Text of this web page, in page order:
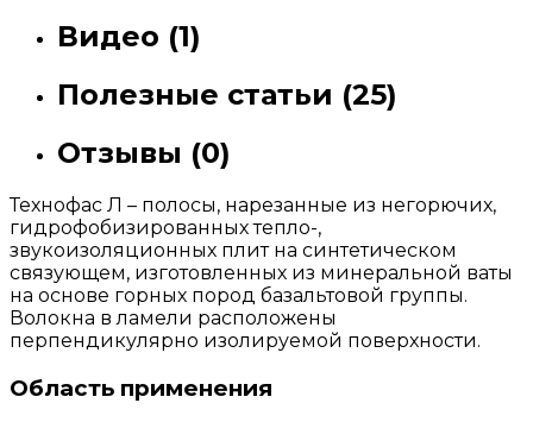
Видео (1)
Полезные статьи (25)
Отзывы (0)
Технофас Л – полосы, нарезанные из негорючих,
гидрофобизированных тепло-,
звукоизоляционных плит на синтетическом
связующем, изготовленных из минеральной ваты
на основе горных пород базальтовой группы.
Волокна в ламели расположены
перпендикулярно изолируемой поверхности.
Область применения